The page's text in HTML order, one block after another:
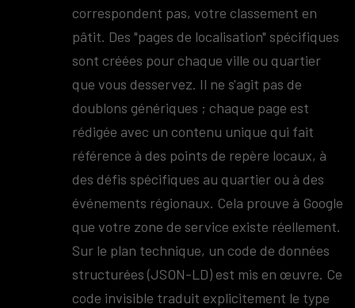
correspondent pas, votre classement en
pâtit. Des "pages de localisation" spécifiques
sont créées pour chaque ville ou quartier
que vous desservez. Il ne s'agit pas de
doublons génériques ; chaque page est
rédigée avec un contenu unique qui fait
référence à des points de repère locaux, à
des défis spécifiques au quartier ou à des
événements régionaux. Cela prouve à Google
que votre zone de service existe réellement.
Sur le plan technique, un code de données
structurées (JSON-LD) est mis en œuvre. Ce
code invisible traduit explicitement le type